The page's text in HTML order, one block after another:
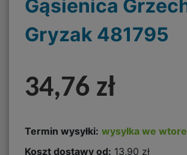
Gąsienica
Gryzak 481795
34,76 zł
Termin wysyłki: wysyłka we
Koszt dostawy od: 13,90 zł